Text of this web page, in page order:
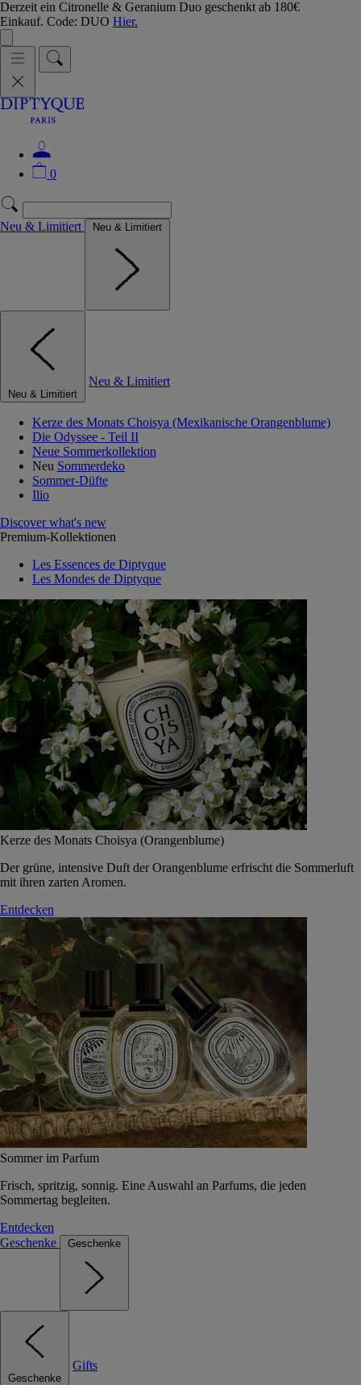
Derzeit ein Citronelle & Geranium Duo geschenkt ab 180€
Einkauf. Code: DUO Hier.
0
Neu & Limitiert Neu & Limitiert
Neu & Limitiert
Neu & Limitiert
Kerze des Monats Choisya (Mexikanische Orangenblume)
Die Odyssee - Teil II
Neue Sommerkollektion
Neu Sommerdeko
Sommer-Düfte
Ilio
Discover what's new
Premium-Kollektionen
Les Essences de Diptyque
Les Mondes de Diptyque
Kerze des Monats Choisya (Orangenblume)
Der grüne, intensive Duft der Orangenblume erfrischt die Sommerluft
mit ihren zarten Aromen.
Entdecken
Sommer im Parfum
Frisch, spritzig, sonnig. Eine Auswahl an Parfums, die jeden
Sommertag begleiten.
Entdecken
Geschenke
Geschenke
Geschenke
Gifts